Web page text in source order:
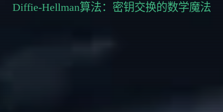
Diffie-Hellman算法：密钥交换的数学魔法